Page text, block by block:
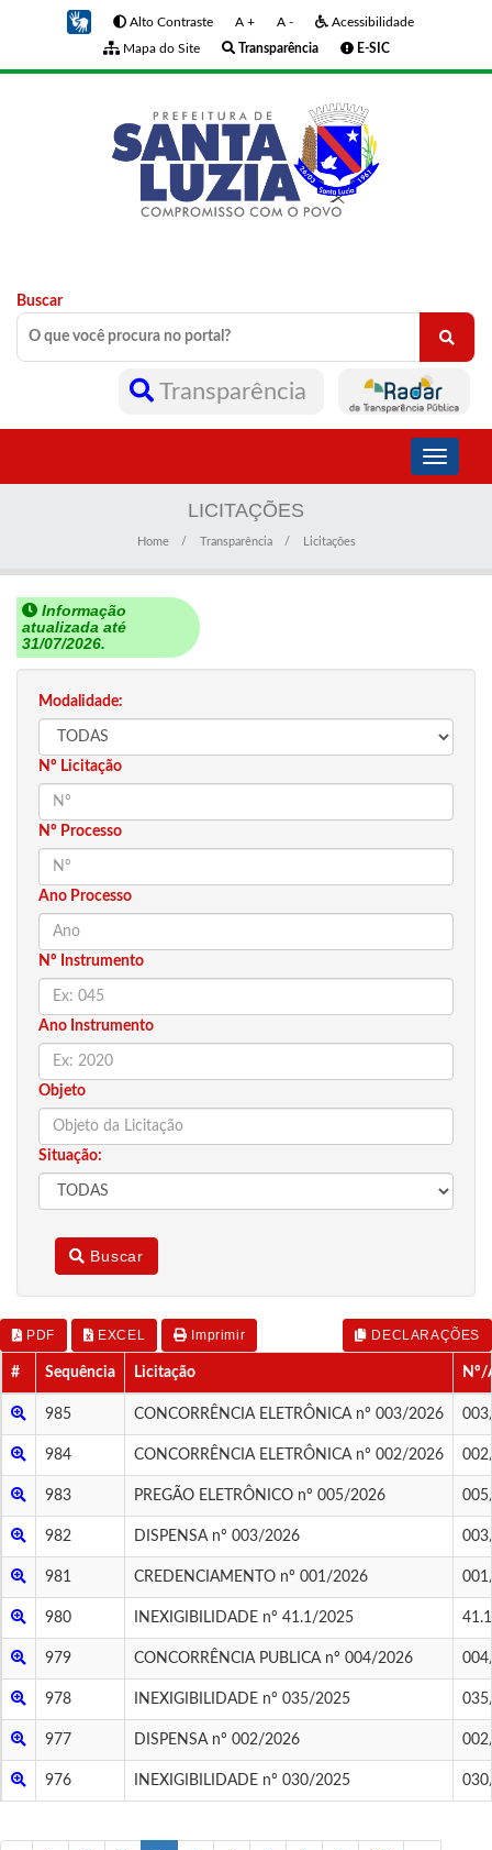
Alto Contraste A + A -
Acessibilidade
Mapa do Site
Transparência E-SIC
Buscar
Transparência
Toggle
LICITAÇÕES
Home Transparência Licitações
Informação
atualizada até
31/07/2026.
Modalidade:
Nº Licitação
Nº Processo
Ano Processo
Nº Instrumento
Ano Instrumento
Objeto
Situação:
Buscar
PDF EXCEL Imprimir DECLARAÇÕES
# Sequência Licitação Nº/
985 CONCORRÊNCIA ELETRÔNICA nº 003/2026
984 CONCORRÊNCIA ELETRÔNICA nº 002/2026
983 PREGÃO ELETRÔNICO nº 005/2026
982 DISPENSA nº 003/2026
981 CREDENCIAMENTO nº 001/2026
980 INEXIGIBILIDADE nº 41.1/2025
979 CONCORRÊNCIA PUBLICA nº 004/2026
978 INEXIGIBILIDADE nº 035/2025
977 DISPENSA nº 002/2026
976 INEXIGIBILIDADE nº 030/2025